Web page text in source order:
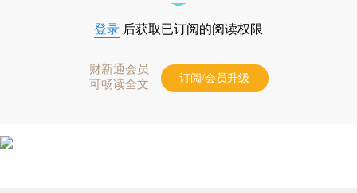
登录 后获取已订阅的阅读权限
财新通会员
可畅读全文
订阅/会员升级